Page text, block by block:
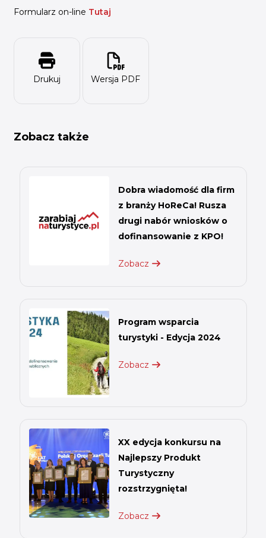
Formularz on-line Tutaj
Drukuj Wersja PDF
Zobacz także
Dobra wiadomość dla firm
z branży HoReCa! Rusza
drugi nabór wniosków o
dofinansowanie z KPO!
Zobacz
Program wsparcia
turystyki - Edycja 2024
Zobacz
XX edycja konkursu na
Najlepszy Produkt
Turystyczny
rozstrzygnięta!
Zobacz